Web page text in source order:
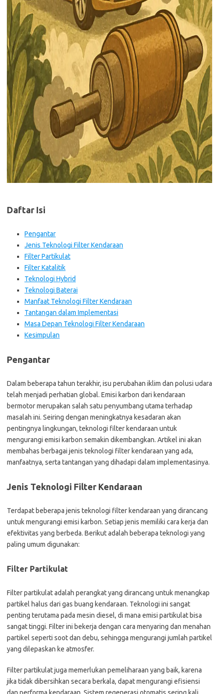
Daftar Isi
Pengantar
Jenis Teknologi Filter Kendaraan
Filter Partikulat
Filter Katalitik
Teknologi Hybrid
Teknologi Baterai
Manfaat Teknologi Filter Kendaraan
Tantangan dalam Implementasi
Masa Depan Teknologi Filter Kendaraan
Kesimpulan
Pengantar
Dalam beberapa tahun terakhir, isu perubahan iklim dan polusi udara
telah menjadi perhatian global. Emisi karbon dari kendaraan
bermotor merupakan salah satu penyumbang utama terhadap
masalah ini. Seiring dengan meningkatnya kesadaran akan
pentingnya lingkungan, teknologi filter kendaraan untuk
mengurangi emisi karbon semakin dikembangkan. Artikel ini akan
membahas berbagai jenis teknologi filter kendaraan yang ada,
manfaatnya, serta tantangan yang dihadapi dalam implementasinya.
Jenis Teknologi Filter Kendaraan
Terdapat beberapa jenis teknologi filter kendaraan yang dirancang
untuk mengurangi emisi karbon. Setiap jenis memiliki cara kerja dan
efektivitas yang berbeda. Berikut adalah beberapa teknologi yang
paling umum digunakan:
Filter Partikulat
Filter partikulat adalah perangkat yang dirancang untuk menangkap
partikel halus dari gas buang kendaraan. Teknologi ini sangat
penting terutama pada mesin diesel, di mana emisi partikulat bisa
sangat tinggi. Filter ini bekerja dengan cara menyaring dan menahan
partikel seperti soot dan debu, sehingga mengurangi jumlah partikel
yang dilepaskan ke atmosfer.
Filter partikulat juga memerlukan pemeliharaan yang baik, karena
jika tidak dibersihkan secara berkala, dapat mengurangi efisiensi